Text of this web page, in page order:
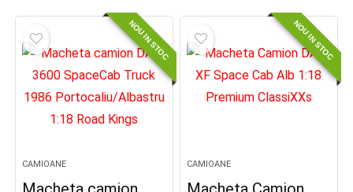
NOU IN STOC
CAMIOANE
NOU IN STOC
CAMIOANE